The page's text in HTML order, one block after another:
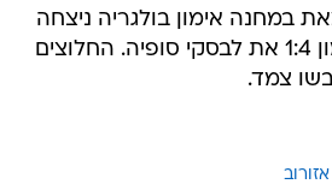
במחנה אימון בולגריה ניצחה
אתמול במשחק אימון 1:4 את לבסקי סופיה. החלוצים
צמד.